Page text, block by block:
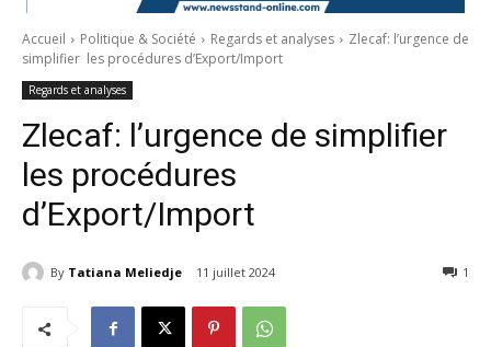
Accueil Politique & Société Regards et analyses
Zlecaf: l’urgence de
simplifier les procédures d’Export/Import
Regards et analyses
Zlecaf: l’urgence de simplifier
les procédures
d’Export/Import
By Tatiana Meliedje 11 juillet 2024 1